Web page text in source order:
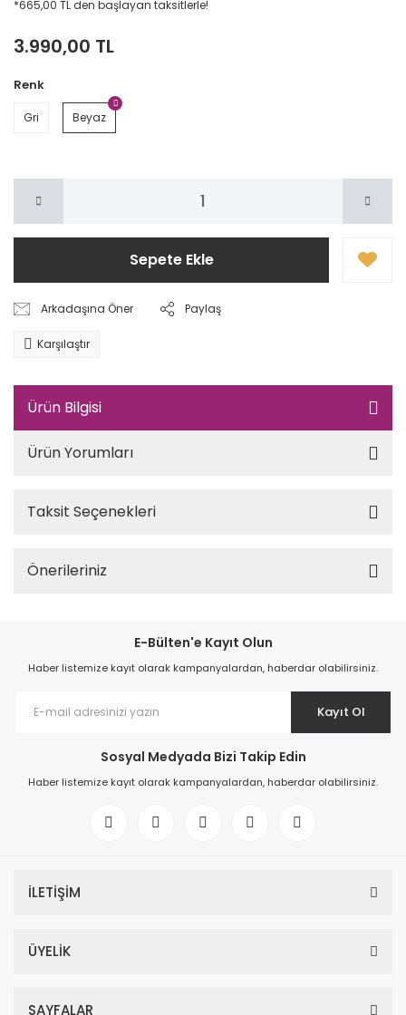
*665,00 TL den başlayan taksitlerle!
3.990,00 TL
Renk
Gri Beyaz
Sepete Ekle
Arkadaşına Öner Paylaş
Karşılaştır
Ürün Bilgisi
Ürün Yorumları
Taksit Seçenekleri
Önerileriniz
E-Bülten'e Kayıt Olun
Haber listemize kayıt olarak kampanyalardan, haberdar olabilirsiniz.
Kayıt Ol
Sosyal Medyada Bizi Takip Edin
Haber listemize kayıt olarak kampanyalardan, haberdar olabilirsiniz.
İLETİŞİM
ÜYELİK
SAYFALAR